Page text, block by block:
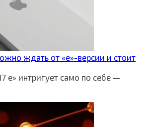
ждать от «e»-версии и стоит
e» интригует само по себе —